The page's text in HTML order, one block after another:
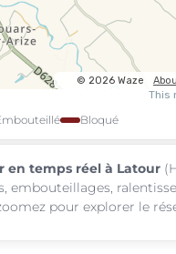
Bloqué
en temps réel à Latour
embouteillages,
pour explorer le